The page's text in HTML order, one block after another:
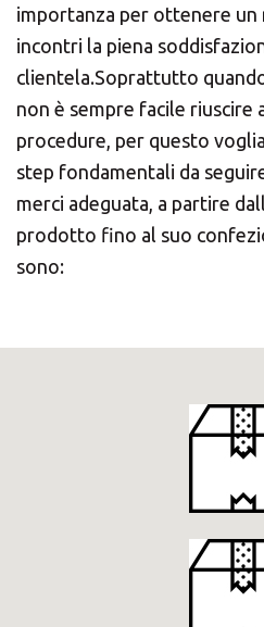
importanza per ottenere
incontri la piena
clientela.Soprattutto
non è sempre facile riuscire
procedure, per questo
step fondamentali da
merci adeguata, a partire
prodotto fino al suo
sono: